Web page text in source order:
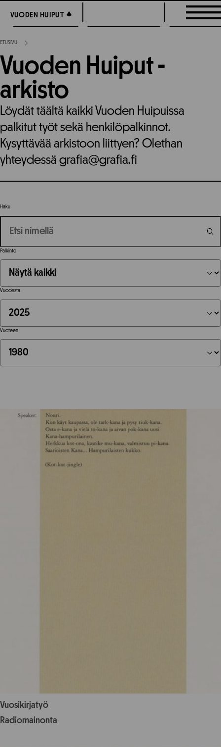
suoraan
sisältöön
VUODEN HUIPUT
VUODEN HUIPUT
ETUSIVU
Vuoden Huiput -
arkisto
Löydät täältä kaikki Vuoden Huipuissa
palkitut työt sekä henkilöpalkinnot.
Kysyttävää arkistoon liittyen? Olethan
yhteydessä grafia@grafia.fi
Haku
Palkinto
Vuodesta
Vuoteen
Vuosikirjatyö
Radiomainonta